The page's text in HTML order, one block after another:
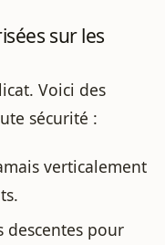
sur les
Voici des
sécurité :
verticalement
descentes pour